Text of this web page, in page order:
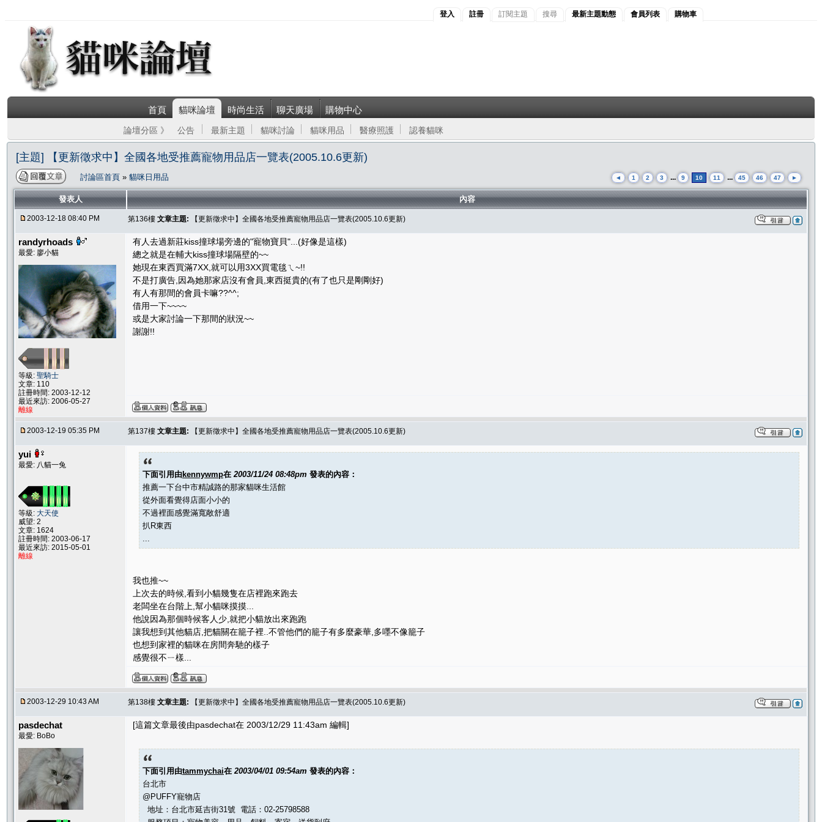
登入 註冊 訂閱主題 搜尋 最新主題動態 會員列表 購物車
首頁 貓咪論壇 時尚生活 聊天廣場 購物中心
論壇分區 》 公告 最新主題 貓咪討論 貓咪用品 醫療照護 認養貓咪
[主題] 【更新徵求中】全國各地受推薦寵物用品店一覽表(2005.10.6更新)
討論區首頁 » 貓咪日用品 ◄ 1 2 3 ... 9 10 11 ... 45 46 47 ►
發表人 內容
2003-12-18 08:40 PM 第136樓 文章主題: 【更新徵求中】全國各地受推薦寵物用品店一覽表(2005.10.6更新)
randyrhoads
最愛: 廖小貓
等級: 聖騎士
文章: 110
註冊時間: 2003-12-12
最近來訪: 2006-05-27
離線
有人去過新莊kiss撞球場旁邊的"寵物寶貝"...(好像是這樣)
總之就是在輔大kiss撞球場隔壁的~~
她現在東西買滿7XX,就可以用3XX買電毯ㄟ~!!
不是打廣告,因為她那家店沒有會員,東西挺貴的(有了也只是剛剛好)
有人有那間的會員卡嘛??^^;
借用一下~~~~
或是大家討論一下那間的狀況~~
謝謝!!
2003-12-19 05:35 PM 第137樓 文章主題: 【更新徵求中】全國各地受推薦寵物用品店一覽表(2005.10.6更新)
yui
最愛: 八貓一兔
等級: 大天使
威望: 2
文章: 1624
註冊時間: 2003-06-17
最近來訪: 2015-05-01
離線
下面引用由kennywmp在 2003/11/24 08:48pm 發表的內容：
推薦一下台中市精誠路的那家貓咪生活館
從外面看覺得店面小小的
不過裡面感覺滿寬敞舒適
扒R東西
我也推~~
上次去的時候,看到小貓幾隻在店裡跑來跑去
老闆坐在台階上,幫小貓咪摸摸...
他說因為那個時候客人少,就把小貓放出來跑跑
讓我想到其他貓店,把貓關在籠子裡..不管他們的籠子有多麼豪華,多嚜不像籠子
也想到家裡的貓咪在房間奔馳的樣子
感覺很不ㄧ樣...
2003-12-29 10:43 AM 第138樓 文章主題: 【更新徵求中】全國各地受推薦寵物用品店一覽表(2005.10.6更新)
pasdechat
最愛: BoBo
[這篇文章最後由pasdechat在 2003/12/29 11:43am 編輯]
下面引用由tammychai在 2003/04/01 09:54am 發表的內容：
台北市
@PUFFY寵物店
地址：台北市延吉街31號 電話：02-25798588